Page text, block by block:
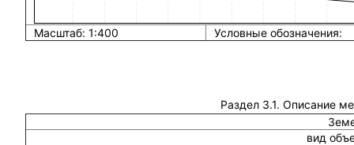
Масштаб: 1:400 Условные обозначения:
Раздел 3.1. Описание
вид